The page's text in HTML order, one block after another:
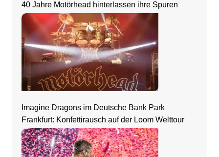
40 Jahre Motörhead hinterlassen ihre Spuren
Imagine Dragons im Deutsche Bank Park
Frankfurt: Konfettirausch auf der Loom Welttour